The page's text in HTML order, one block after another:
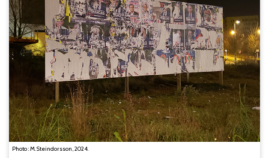
Photo : M. Steindorsson, 2024.